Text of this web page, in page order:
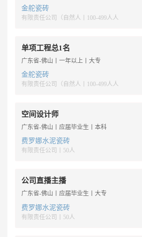
金舵瓷砖
有限责任公司（自然人丨100-499人人
单项工程总1名
广东省-佛山丨一年以上丨大专
金舵瓷砖
有限责任公司（自然人丨100-499人人
空间设计师
广东省-佛山丨应届毕业生丨本科
费罗娜水泥瓷砖
有限责任公司丨50人
公司直播主播
广东省-佛山丨应届毕业生丨大专
费罗娜水泥瓷砖
有限责任公司丨50人